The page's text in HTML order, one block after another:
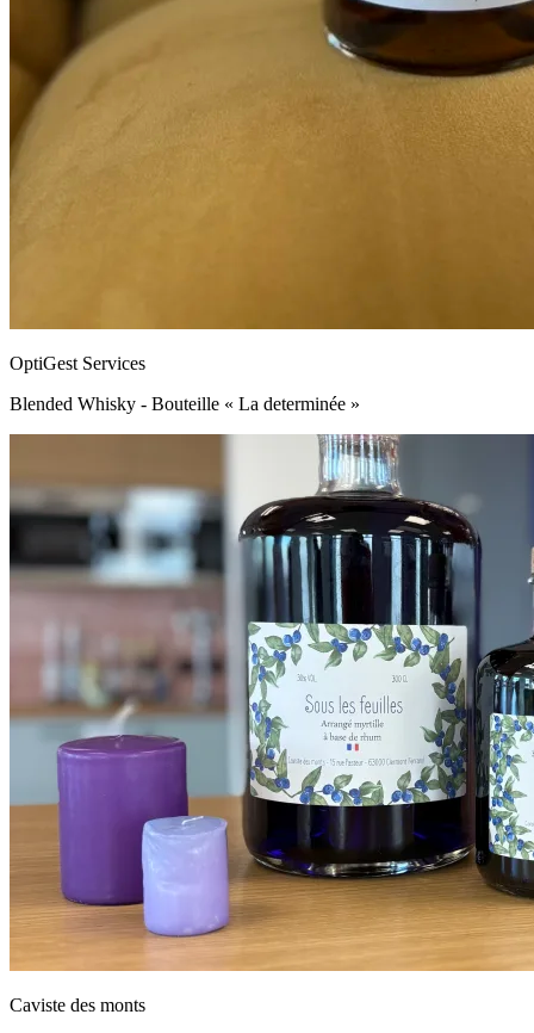
OptiGest Services
Blended Whisky - Bouteille « La determinée »
Caviste des monts